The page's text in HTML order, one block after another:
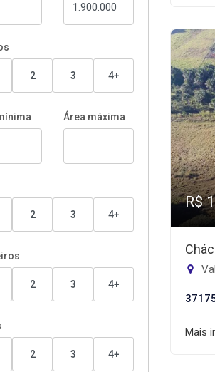
2 3 4+
Área máxima
2 3 4+
2 3 4+
2 3 4+
R$
Mais